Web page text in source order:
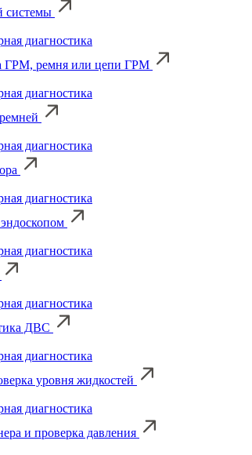
системы
диагностика
ГРМ, ремня или цепи ГРМ
диагностика
диагностика
диагностика
диагностика
диагностика
ДВС
диагностика
уровня жидкостей
диагностика
и проверка давления